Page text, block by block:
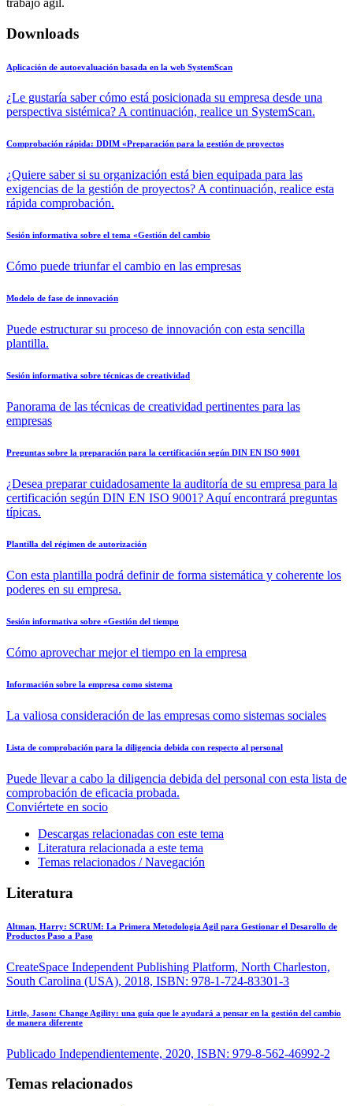
Downloads
Aplicación de autoevaluación basada en la web SystemScan
¿Le gustaría saber cómo está posicionada su empresa desde una
perspectiva sistémica? A continuación, realice un SystemScan.
Comprobación rápida: DDIM «Preparación para la gestión de proyectos
¿Quiere saber si su organización está bien equipada para las
exigencias de la gestión de proyectos? A continuación, realice esta
rápida comprobación.
Sesión informativa sobre el tema «Gestión del cambio
Cómo puede triunfar el cambio en las empresas
Modelo de fase de innovación
Puede estructurar su proceso de innovación con esta sencilla
plantilla.
Sesión informativa sobre técnicas de creatividad
Panorama de las técnicas de creatividad pertinentes para las
empresas
Preguntas sobre la preparación para la certificación según DIN EN ISO 9001
¿Desea preparar cuidadosamente la auditoría de su empresa para la
certificación según DIN EN ISO 9001? Aquí encontrará preguntas
típicas.
Plantilla del régimen de autorización
Con esta plantilla podrá definir de forma sistemática y coherente los
poderes en su empresa.
Sesión informativa sobre «Gestión del tiempo
Cómo aprovechar mejor el tiempo en la empresa
Información sobre la empresa como sistema
La valiosa consideración de las empresas como sistemas sociales
Lista de comprobación para la diligencia debida con respecto al personal
Puede llevar a cabo la diligencia debida del personal con esta lista de
comprobación de eficacia probada.
Conviértete en socio
Descargas relacionadas con este tema
Literatura relacionada a este tema
Temas relacionados / Navegación
Literatura
Altman, Harry: SCRUM: La Primera Metodologia Agil para Gestionar el Desarollo de
Productos Paso a Paso
CreateSpace Independent Publishing Platform, North Charleston,
South Carolina (USA), 2018, ISBN: 978-1-724-83301-3
Little, Jason: Change Agility: una guía que le ayudará a pensar en la gestión del cambio
de manera diferente
Publicado Independientemente, 2020, ISBN: 979-8-562-46992-2
Temas relacionados